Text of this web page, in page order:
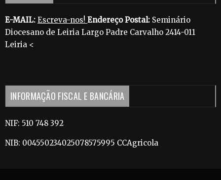
E-MAIL: Escreva-nos! Endereço Postal: Seminário
Diocesano de Leiria Largo Padre Carvalho 2414-011
Leiria <
INFORMAÇÃO FISCAL E BANCÁRIA
NIF: 510 748 392
NIB: 004550234025078575995 CCAgricola